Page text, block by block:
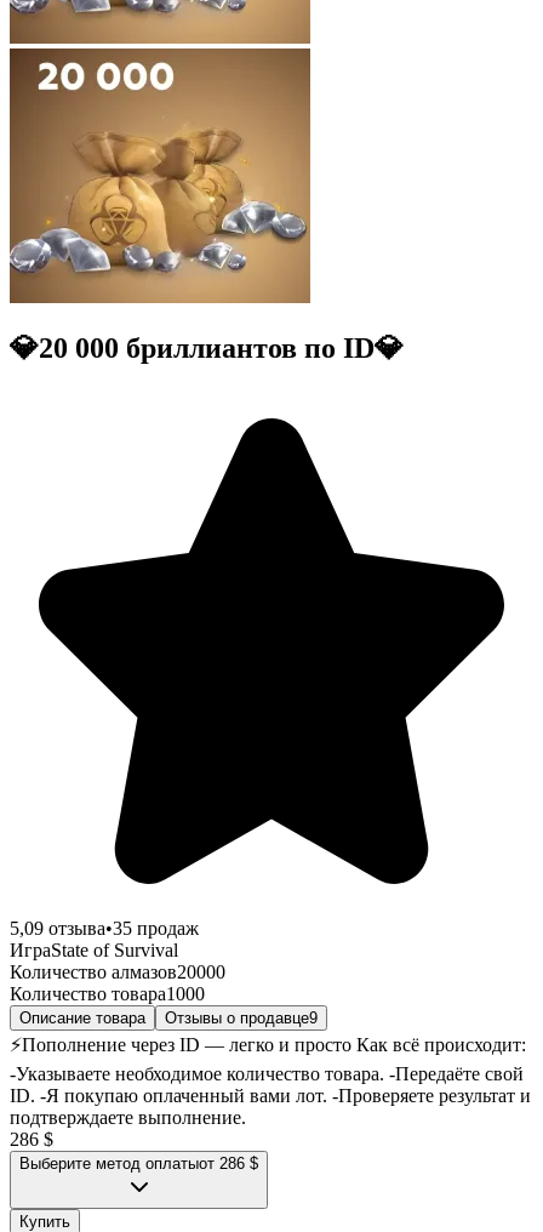
💎20 000 бриллиантов по ID💎
5,09 отзыва•35 продаж
ИграState of Survival
Количество алмазов20000
Количество товара1000
Описание товара Отзывы о продавце9
⚡️Пополнение через ID — легко и просто Как всё происходит:
-Указываете необходимое количество товара. -Передаёте свой
ID. -Я покупаю оплаченный вами лот. -Проверяете результат и
подтверждаете выполнение.
286 $
Выберите метод оплатыот 286 $
Купить